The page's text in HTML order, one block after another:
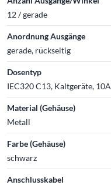
12 / gerade
Anordnung Ausgänge
gerade, rückseitig
Dosentyp
IEC320 C13, Kaltgeräte, 10A
Material (Gehäuse)
Metall
Farbe (Gehäuse)
schwarz
Anschlusskabel